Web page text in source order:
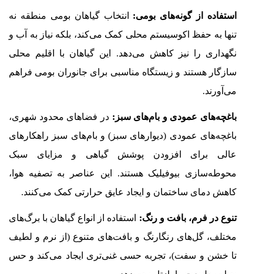
استفاده از گونه‌های بومی: انتخاب گیاهان بومی منطقه نه
تنها به حفظ اکوسیستم محلی کمک می‌کند، بلکه نیاز به آب و
نگهداری را نیز کاهش می‌دهد. این گیاهان با اقلیم محلی
سازگار هستند و زیستگاه مناسبی برای جانوران بومی فراهم
می‌آورند.
باغچه‌های عمودی و بام‌های سبز: در فضاهای محدود شهری،
باغچه‌های عمودی (دیوارهای سبز) و بام‌های سبز راهکارهای
عالی برای افزودن پوشش گیاهی و مزایای سبک
محوطه‌سازی بیوفیلیک هستند. این عناصر به تصفیه هوا،
کاهش دمای ساختمان و ایجاد عایق حرارتی کمک می‌کنند.
تنوع در فرم، بافت و رنگ: استفاده از انواع گیاهان با برگ‌های
مختلف، گل‌های رنگارنگ و بافت‌های متنوع (از نرم و لطیف
تا خشن و سفت)، تجربه حسی غنی‌تری ایجاد می‌کند و حس